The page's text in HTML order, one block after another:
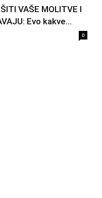
VAŠE MOLITVE I
Evo kakve...
0